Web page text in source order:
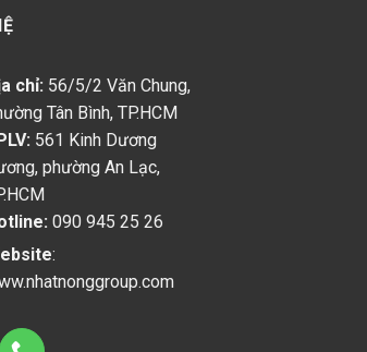
chỉ: 56/5/2 Văn Chung,
Tân Bình, TP.HCM
561 Kinh Dương
phường An Lạc,
090 945 25 26
: